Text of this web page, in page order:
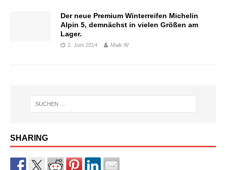
Der neue Premium Winterreifen Michelin
Alpin 5, demnächst in vielen Größen am
Lager.
2. Juni 2014 Maik W
SHARING